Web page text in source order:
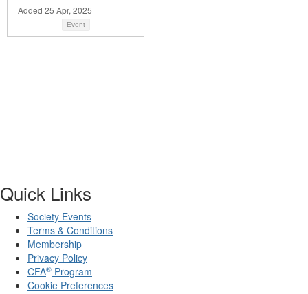
Added 25 Apr, 2025
Event
Quick Links
Society Events
Terms & Conditions
Membership
Privacy Policy
CFA® Program
Cookie Preferences